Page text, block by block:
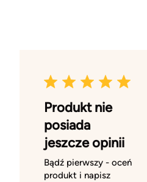
Produkt nie
posiada
jeszcze opinii
Bądź pierwszy - oceń
produkt i napisz